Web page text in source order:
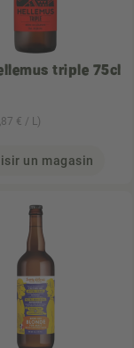
triple 75cl
€ / L)
un magasin